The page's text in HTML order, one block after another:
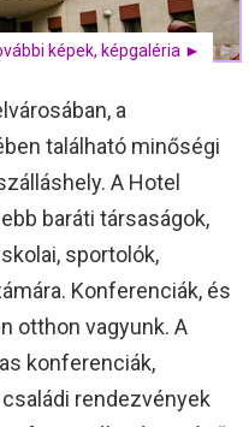
képek, képgaléria ►
a
található minőségi
A Hotel
baráti társaságok,
sportolók,
Konferenciák, és
otthon vagyunk. A
konferenciák,
rendezvények